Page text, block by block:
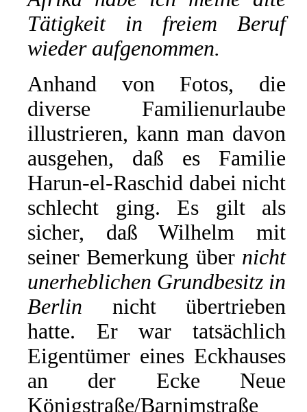
Tätigkeit in freiem Beruf
wieder aufgenommen.
Anhand von Fotos, die
diverse Familienurlaube
illustrieren, kann man davon
ausgehen, daß es Familie
Harun-el-Raschid dabei nicht
schlecht ging. Es gilt als
sicher, daß Wilhelm mit
seiner Bemerkung über nicht
unerheblichen Grundbesitz in
Berlin nicht übertrieben
hatte. Er war tatsächlich
Eigentümer eines Eckhauses
an der Ecke Neue
Königstraße/Barnimstraße